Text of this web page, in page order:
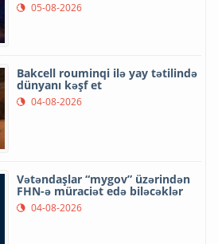
05-08-2026
Bakcell rouminqi ilə yay tətilində
dünyanı kəşf et
04-08-2026
Vətəndaşlar “mygov” üzərindən
FHN-ə müraciət edə biləcəklər
04-08-2026